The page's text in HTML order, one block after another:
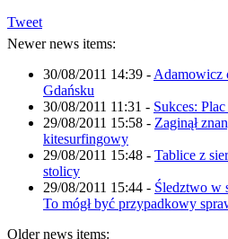
Tweet
Newer news items:
30/08/2011 14:39 - Adamowicz
Gdańsku
30/08/2011 11:31 - Sukces:
29/08/2011 15:58 - Zaginął
kitesurfingowy
29/08/2011 15:48 - Tablice z
stolicy
29/08/2011 15:44 - Śledztwo w
To mógł być przypadkowy
Older news items: